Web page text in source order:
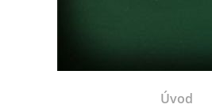
Úvod